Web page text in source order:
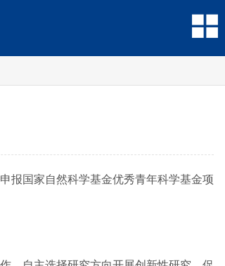
报国家自然科学基金优秀青年科学基金项